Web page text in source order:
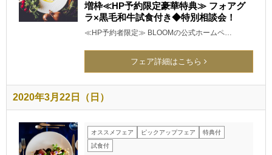
増枠≪HP予約限定豪華特典≫ フォアグ
ラ×黒毛和牛試食付き◆特別相談会！
≪HP予約者限定≫ BLOOMの公式ホームペ…
フェア詳細はこちら
2020年3月22日（日）
オススメフェア ピックアップフェア
特典付
試食付